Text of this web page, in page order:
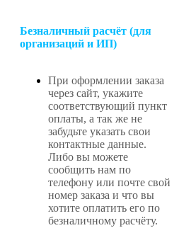
Безналичный расчёт (для
организаций и ИП)
При оформлении заказа
через сайт, укажите
соответствующий пункт
оплаты, а так же не
забудьте указать свои
контактные данные.
Либо вы можете
сообщить нам по
телефону или почте свой
номер заказа и что вы
хотите оплатить его по
безналичному расчёту.